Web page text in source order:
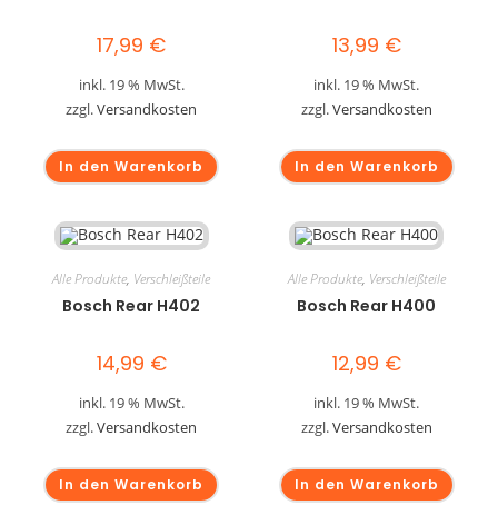
17,99 €
inkl. 19 % MwSt.
zzgl.Versandkosten
In den Warenkorb
13,99 €
inkl. 19 % MwSt.
zzgl.Versandkosten
In den Warenkorb
Alle Produkte, Verschleißteile
Bosch Rear H402
14,99 €
inkl. 19 % MwSt.
zzgl.Versandkosten
In den Warenkorb
Alle Produkte, Verschleißteile
Bosch Rear H400
12,99 €
inkl. 19 % MwSt.
zzgl.Versandkosten
In den Warenkorb